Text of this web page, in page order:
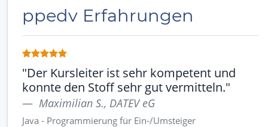
ppedv Erfahrungen
"Der Kursleiter ist sehr kompetent und
konnte den Stoff sehr gut vermitteln."
Maximilian S., DATEV eG
Java - Programmierung für Ein-/Umsteiger